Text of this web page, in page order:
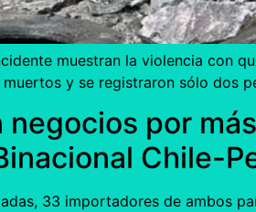
muestran la violencia con
y se registraron sólo dos
negocios por
Chile-
33 importadores de ambos